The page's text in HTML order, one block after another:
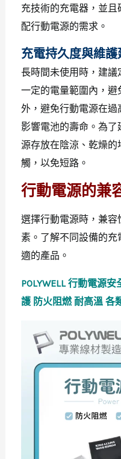
充技術的充電器，並
配行動電源的需求。
充電持久度與維護
長時間未使用時，建
一定的電量範圍內，
外，避免行動電源在
影響電池的壽命。為
源存放在陰涼、乾燥
觸，以免短路。
行動電源的兼
選擇行動電源時，兼容
素。了解不同設備的
適的產品。
POLYWELL 行動電源
護 防火阻燃 耐高溫 各